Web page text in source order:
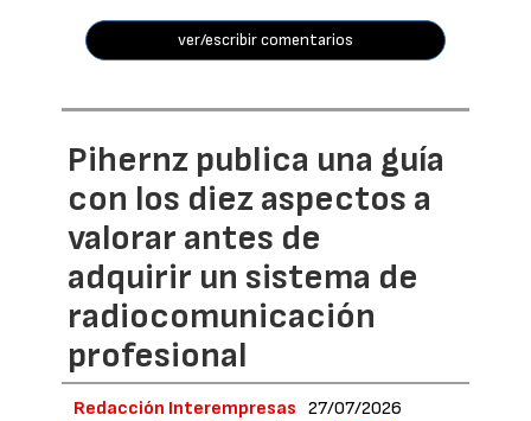
ver/escribir comentarios
Pihernz publica una guía
con los diez aspectos a
valorar antes de
adquirir un sistema de
radiocomunicación
profesional
Redacción Interempresas 27/07/2026